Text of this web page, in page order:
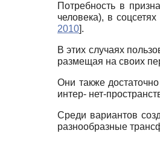
Потребность в
человека), в
2010].
В этих случаях
размещая на своих
Они также
интер- нет-
Среди вариантов
разнообразные